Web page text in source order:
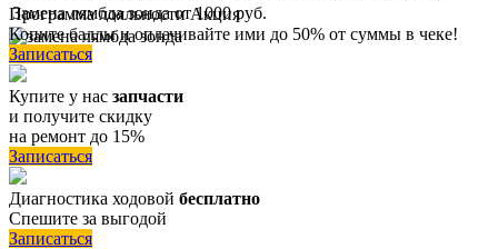
Замена лямбда зонда от 1000 руб.
ПрограммалояльностиАкция
Копите баллы и оплачивайте ими до 50% от суммы в чеке!
Записаться
Купите у нас запчасти
и получите скидку
на ремонт до 15%
Записаться
Диагностика ходовой бесплатно
Спешите за выгодой
Записаться